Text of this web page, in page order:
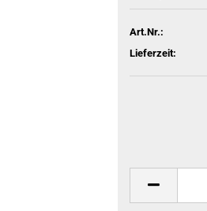
Art.Nr.:
Lieferzeit: